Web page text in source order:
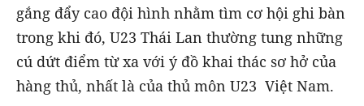
gắng đẩy cao đội hình nhằm tìm cơ hội ghi bàn
trong khi đó, U23 Thái Lan thường tung những
cú dứt điểm từ xa với ý đồ khai thác sơ hở của
hàng thủ, nhất là của thủ môn U23 Việt Nam.